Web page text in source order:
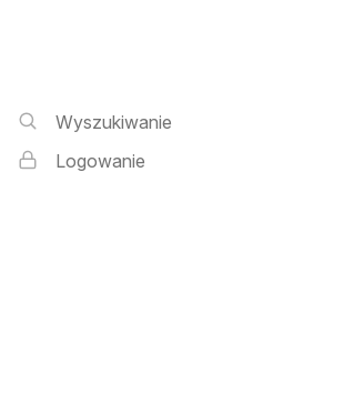
Wyszukiwarka i logowanie
Wyszukiwanie
Logowanie